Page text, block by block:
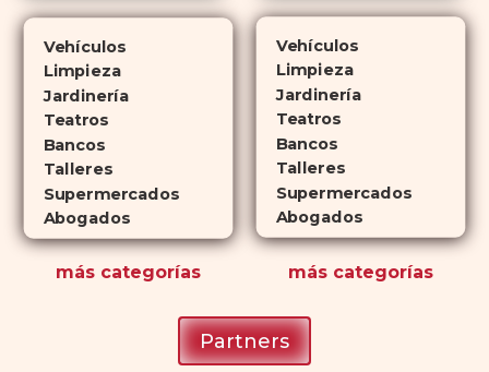
Cialisejerce sus efectos hasta 4
veces más tiempo que Viagra, lo
atractiva para quienes no desean
planificar sus actividades
románticas con antelación.
Vehículos
Limpieza
Jardinería
Teatros
Bancos
Talleres
Supermercados
Abogados
más categorías
Vehículos
Limpieza
Jardinería
Teatros
Bancos
Talleres
Supermercados
Abogados
máscategorías
Partners